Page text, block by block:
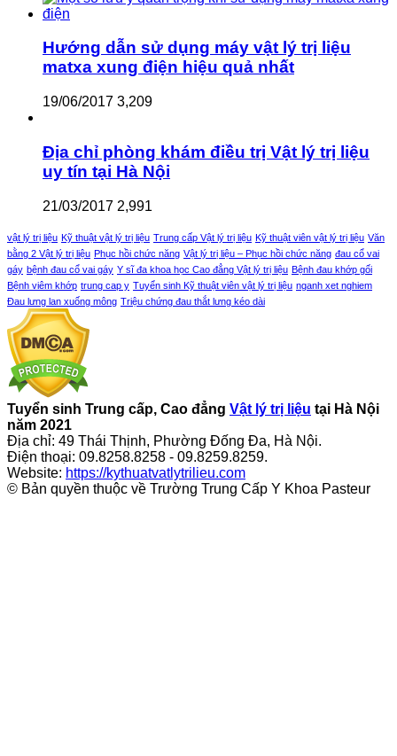
Hướng dẫn sử dụng máy vật lý trị liệu
matxa xung điện hiệu quả nhất
19/06/2017 3,209
Địa chỉ phòng khám điều trị Vật lý trị liệu
uy tín tại Hà Nội
21/03/2017 2,991
vật lý trị liệu Kỹ thuật vật lý trị liệu Trung cấp Vật lý trị liệu Kỹ thuật viên vật lý trị liệu Văn
bằng 2 Vật lý trị liệu Phục hồi chức năng Vật lý trị liệu – Phục hồi chức năng đau cổ vai
gáy bệnh đau cổ vai gáy Y sĩ đa khoa học Cao đẳng Vật lý trị liệu Bệnh đau khớp gối
Bệnh viêm khớp trung cap y Tuyển sinh Kỹ thuật viên vật lý trị liệu nganh xet nghiem
Đau lưng lan xuống mông Triệu chứng đau thắt lưng kéo dài
Tuyển sinh Trung cấp, Cao đẳng Vật lý trị liệu tại Hà Nội
năm 2021
Địa chỉ: 49 Thái Thịnh, Phường Đống Đa, Hà Nội.
Điện thoại: 09.8258.8258 - 09.8259.8259.
Website: https://kythuatvatlytrilieu.com
© Bản quyền thuộc về Trường Trung Cấp Y Khoa Pasteur